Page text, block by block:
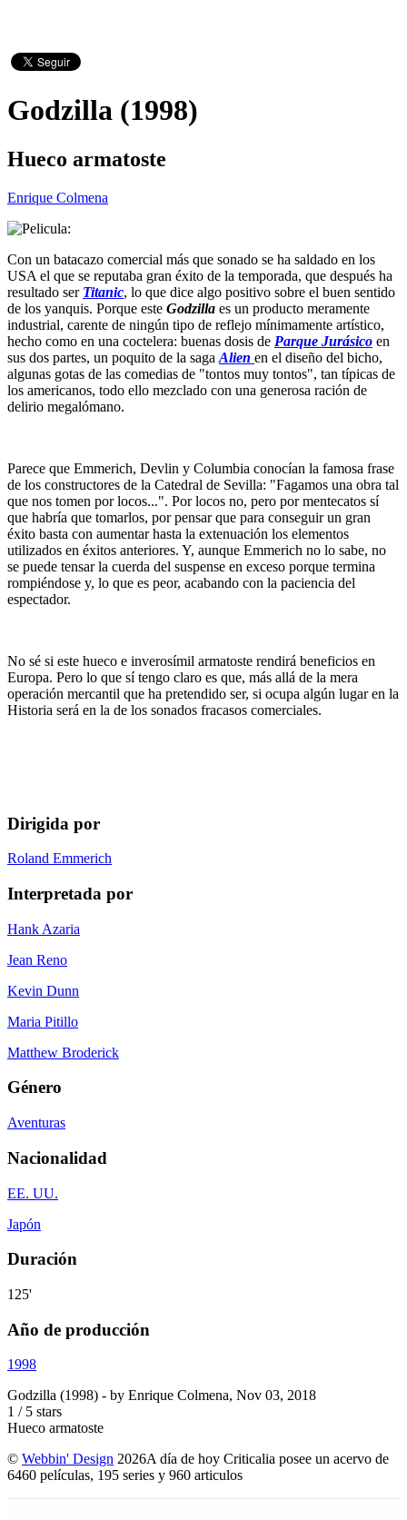
Godzilla (1998)
Hueco armatoste
Enrique Colmena
Con un batacazo comercial más que sonado se ha saldado en los
USA el que se reputaba gran éxito de la temporada, que después ha
resultado ser Titanic, lo que dice algo positivo sobre el buen sentido
de los yanquis. Porque este Godzilla es un producto meramente
industrial, carente de ningún tipo de reflejo mínimamente artístico,
hecho como en una coctelera: buenas dosis de Parque Jurásico en
sus dos partes, un poquito de la saga Alien en el diseño del bicho,
algunas gotas de las comedias de "tontos muy tontos", tan típicas de
los americanos, todo ello mezclado con una generosa ración de
delirio megalómano.
Parece que Emmerich, Devlin y Columbia conocían la famosa frase
de los constructores de la Catedral de Sevilla: "Fagamos una obra tal
que nos tomen por locos...". Por locos no, pero por mentecatos sí
que habría que tomarlos, por pensar que para conseguir un gran
éxito basta con aumentar hasta la extenuación los elementos
utilizados en éxitos anteriores. Y, aunque Emmerich no lo sabe, no
se puede tensar la cuerda del suspense en exceso porque termina
rompiéndose y, lo que es peor, acabando con la paciencia del
espectador.
No sé si este hueco e inverosímil armatoste rendirá beneficios en
Europa. Pero lo que sí tengo claro es que, más allá de la mera
operación mercantil que ha pretendido ser, si ocupa algún lugar en la
Historia será en la de los sonados fracasos comerciales.
Dirigida por
Roland Emmerich
Interpretada por
Hank Azaria
Jean Reno
Kevin Dunn
Maria Pitillo
Matthew Broderick
Género
Aventuras
Nacionalidad
EE. UU.
Japón
Duración
125'
Año de producción
1998
Godzilla (1998) - by Enrique Colmena, Nov 03, 2018
1 / 5 stars
Hueco armatoste
© Webbin' Design 2026A día de hoy Criticalia posee un acervo de
6460 películas, 195 series y 960 articulos